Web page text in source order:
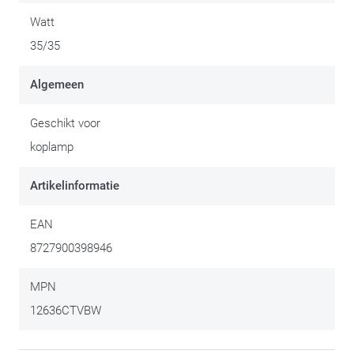
Philips loopt al 100 jaar actief voorop in de auto- en
standaard worden gebruikt in moderne twee- en vierwielers.
Watt
35/35
Algemeen
Geschikt voor
koplamp
Artikelinformatie
EAN
8727900398946
MPN
12636CTVBW